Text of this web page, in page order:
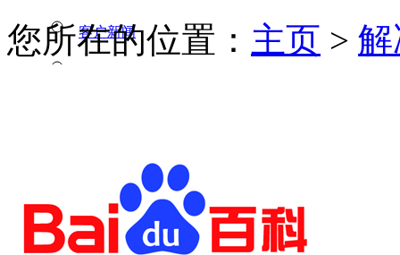
客户新闻
广告营销
门户广告
您所在的位置： 主页 >